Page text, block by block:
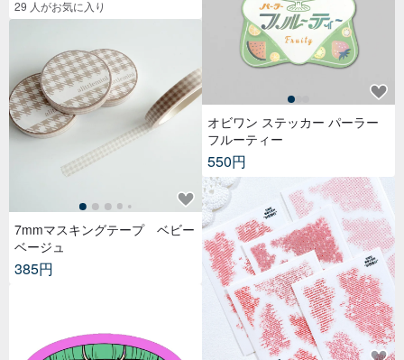
29 人がお気に入り
7mmマスキングテープ ベビー
ベージュ
385円
オビワン ステッカー パーラー
フルーティー
550円